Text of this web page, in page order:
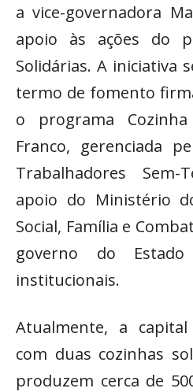
a vice-governadora
apoio às ações do
Solidárias. A iniciativa
termo de fomento
o programa
Franco, gerenciada
Trabalhadores Sem-
apoio do Ministério
Social, Família e
governo do
institucionais.
Atualmente, a
com duas cozinhas
produzem cerca de